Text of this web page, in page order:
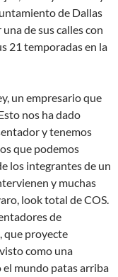
de Dallas
de sus calles con
21 temporadas en la
un empresario que
nos ha dado
y tenemos
que podemos
los integrantes de un
y muchas
look total de COS.
de
que proyecte
como una
el mundo patas arriba